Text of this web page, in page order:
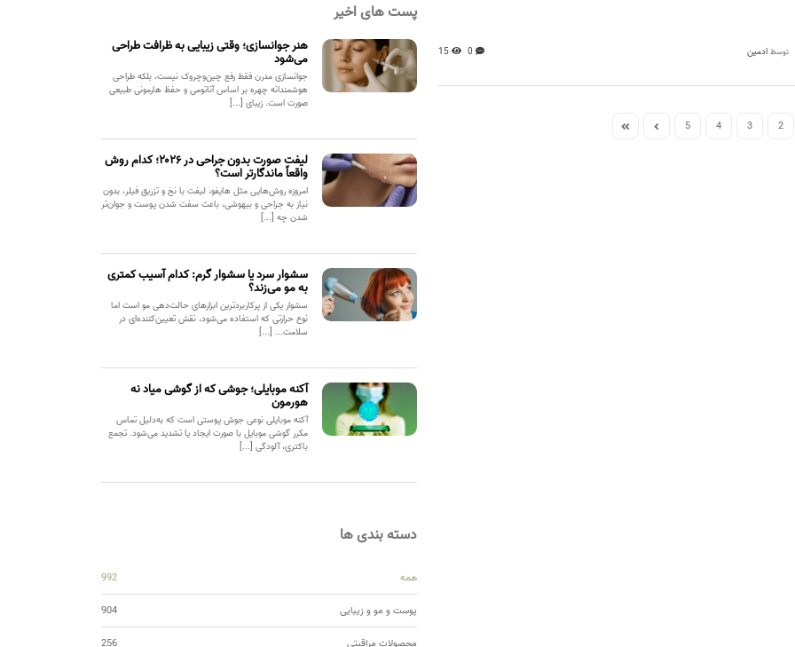
توسطادمین 0
15
2
3
4
5
پست های اخیر
هنر جوانسازی؛ وقتی زیبایی به ظرافت طراحی
می‌شود
جوانسازی مدرن فقط رفع چین‌وچروک نیست، بلکه طراحی
هوشمندانه چهره بر اساس آناتومی و حفظ هارمونی طبیعی
صورت است. زیبای [...]
لیفت صورت بدون جراحی در ۲۰۲۶؛ کدام روش
واقعاً ماندگارتر است؟
امروزه روش‌هایی مثل هایفو، لیفت با نخ و تزریق فیلر، بدون
نیاز به جراحی و بیهوشی، باعث سفت شدن پوست و جوان‌تر
شدن چه [...]
سشوار سرد یا سشوار گرم: کدام آسیب کمتری
به مو می‌زند؟
سشوار یکی از پرکاربردترین ابزارهای حالت‌دهی مو است اما
نوع حرارتی که استفاده می‌شود، نقش تعیین‌کننده‌ای در
سلامت... [...]
آکنه موبایلی؛ جوشی که از گوشی میاد نه
هورمون
آکنه موبایلی نوعی جوش پوستی است که به‌دلیل تماس
مکرر گوشی موبایل با صورت ایجاد یا تشدید می‌شود. تجمع
باکتری، آلودگی [...]
دسته بندی ها
همه 992
پوست و مو و زیبایی 904
محصولات مراقبتی 256